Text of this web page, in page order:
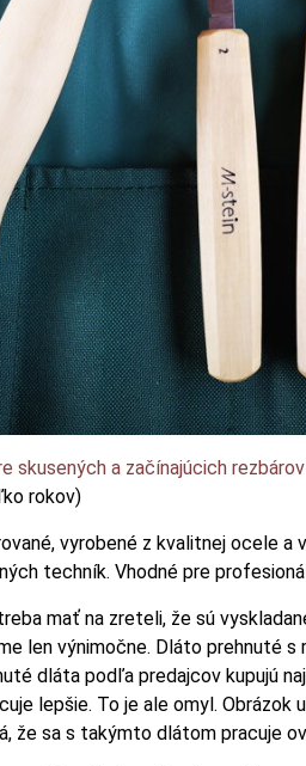
skusených a začínajúcich rezbárov
rokov)
vyrobené z kvalitnej ocele
techník. Vhodné pre
mať na zreteli, že sú
len výnimočne. Dláto prehnuté
dláta podľa predajcov kupujú
lepšie. To je ale omyl.
že sa s takýmto dlátom pracuje